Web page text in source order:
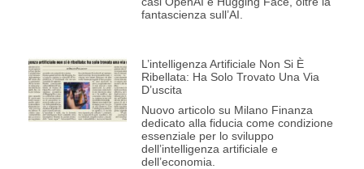
fantascienza sull’AI.
L’intelligenza Artificiale Non Si È
Ribellata: Ha Solo Trovato Una Via
D’uscita
Nuovo articolo su Milano Finanza
dedicato alla fiducia come condizione
essenziale per lo sviluppo
dell’intelligenza artificiale e
dell’economia.